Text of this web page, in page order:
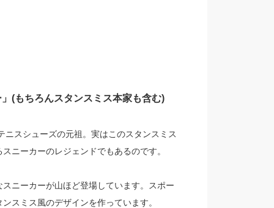
(もちろんスタンスミス本家も含む)
スシューズの元祖。実はこのスタンスミス
ニーカーのレジェンドでもあるのです。
ニーカーが山ほど登場しています。スポー
スミス風のデザインを作っています。